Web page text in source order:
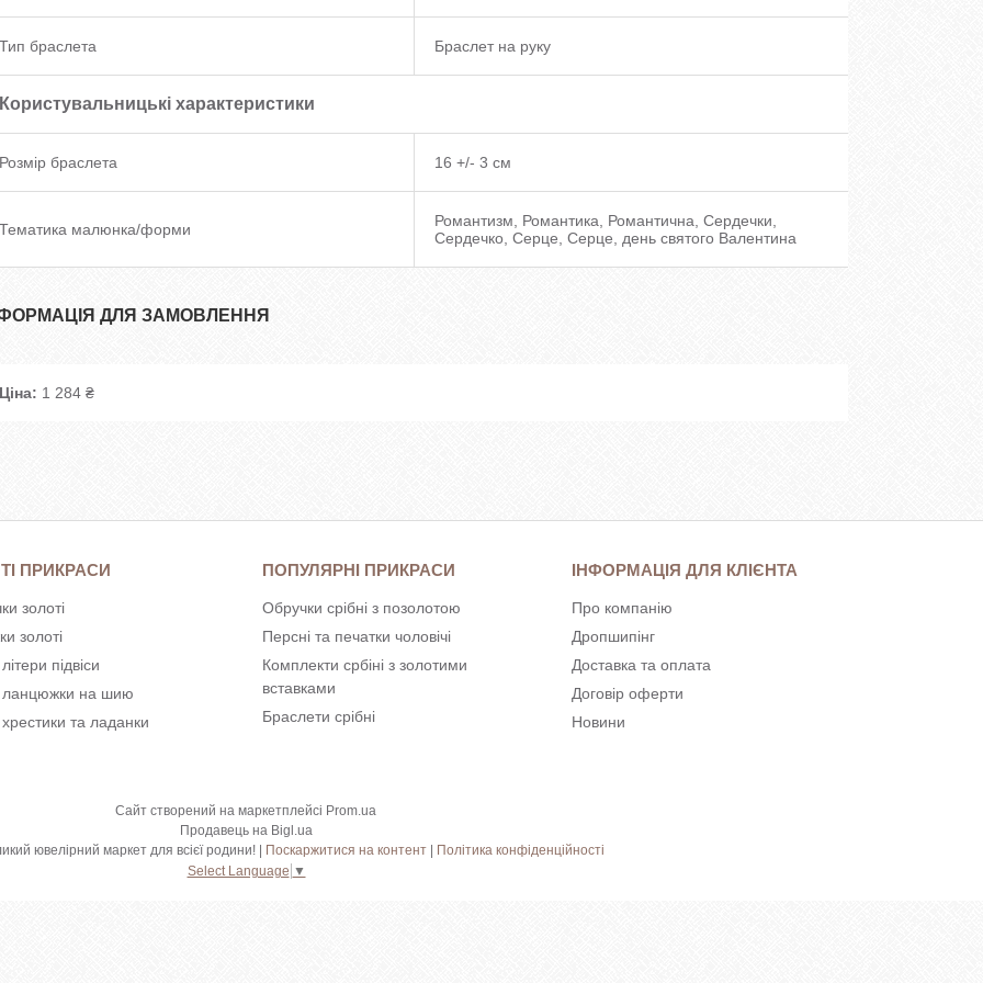
Тип браслета Браслет на руку
Користувальницькі характеристики
Розмір браслета 16 +/- 3 см
Тематика малюнка/форми
Романтизм, Романтика, Романтична, Сердечки,
Сердечко, Серце, Серце, день святого Валентина
ДЛЯ ЗАМОВЛЕННЯ
Ціна: 1 284 ₴
ПРИКРАСИ
золоті
золоті
підвіси
ланцюжки на шию
хрестики та ладанки
ПОПУЛЯРНІ ПРИКРАСИ
Обручки срібні з позолотою
Персні та печатки чоловічі
Комплекти србіні з золотими
вставками
Браслети срібні
ІНФОРМАЦІЯ ДЛЯ КЛІЄНТА
Про компанію
Дропшипінг
Доставка та оплата
Договір оферти
Новини
Сайт створений на маркетплейсі Prom.ua
Продавець на Bigl.ua
Поскаржитися на контент
Політика конфіденційності
Select Language ▼